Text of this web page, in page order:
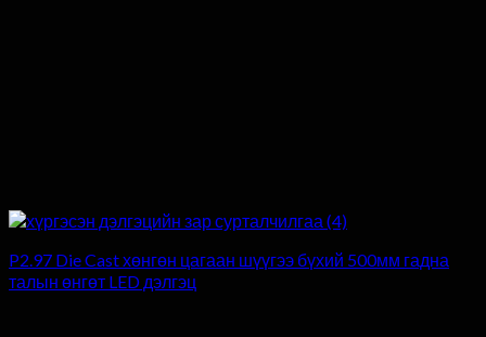
P2.97 Die Cast хөнгөн цагаан шүүгээ бүхий 500мм гадна
талын өнгөт LED дэлгэц